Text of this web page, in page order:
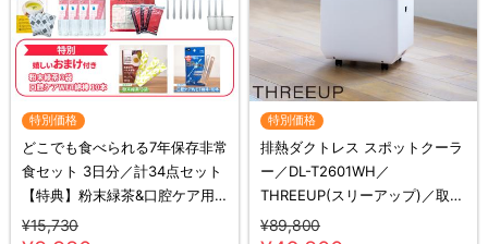
特別価格
どこでも食べられる7年保存非常
食セット 3日分／計34点セット
【特典】粉末緑茶&口腔ケア用
ウェット綿棒
¥15,730
特別価格
排熱ダクトレス スポットクーラ
ー／DL-T2601WH／
THREEUP(スリーアップ)／取付
工事不要／除湿
¥89,800